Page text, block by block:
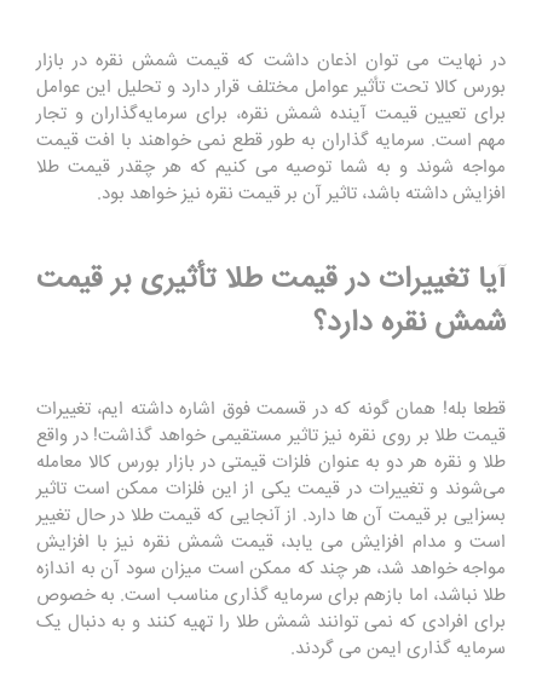
در نهایت می توان اذعان داشت که قیمت شمش نقره در بازار
بورس کالا تحت تأثیر عوامل مختلف قرار دارد و تحلیل این عوامل
برای تعیین قیمت آینده شمش نقره، برای سرمایه‌گذاران و تجار
مهم است. سرمایه گذاران به طور قطع نمی خواهند با افت قیمت
مواجه شوند و به شما توصیه می کنیم که هر چقدر قیمت طلا
افزایش داشته باشد، تاثیر آن بر قیمت نقره نیز خواهد بود.
آیا تغییرات در قیمت طلا تأثیری بر قیمت
شمش نقره دارد؟
قطعا بله! همان گونه که در قسمت فوق اشاره داشته ایم، تغییرات
قیمت طلا بر روی نقره نیز تاثیر مستقیمی خواهد گذاشت! در واقع
طلا و نقره هر دو به عنوان فلزات قیمتی در بازار بورس کالا معامله
می‌شوند و تغییرات در قیمت یکی از این فلزات ممکن است تاثیر
بسزایی بر قیمت آن ها دارد. از آنجایی که قیمت طلا در حال تغییر
است و مدام افزایش می یابد، قیمت شمش نقره نیز با افزایش
مواجه خواهد شد، هر چند که ممکن است میزان سود آن به اندازه
طلا نباشد، اما بازهم برای سرمایه گذاری مناسب است. به خصوص
برای افرادی که نمی توانند شمش طلا را تهیه کنند و به دنبال یک
سرمایه گذاری ایمن می گردند.